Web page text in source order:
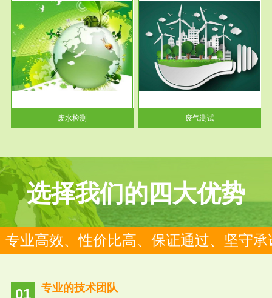
废水检测
服务范围
废气测试
检测范围工业废气检测包括有机
废气和无机废气。有机废气主要
包括...
废气测试
选择我们的四大优势
专业高效、性价比高、保证通过、坚守承
专业的技术团队